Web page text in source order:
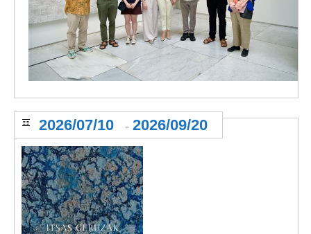
2026/07/10 - 2026/09/20